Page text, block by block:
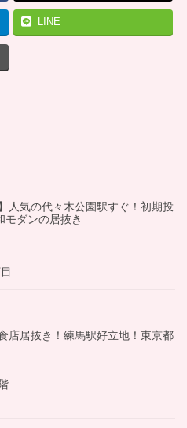
LINE
人気の代々木公園駅すぐ！初期投
モダンの居抜き
店居抜き！練馬駅好立地！東京都